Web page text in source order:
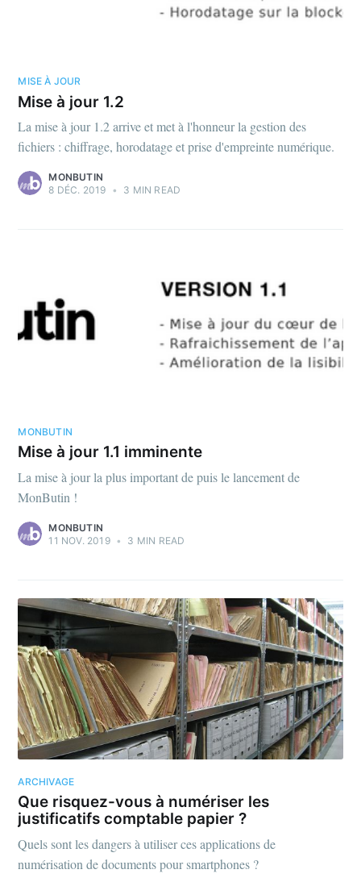
MISE À JOUR
Mise à jour 1.2
La mise à jour 1.2 arrive et met à l'honneur la gestion des
fichiers : chiffrage, horodatage et prise d'empreinte numérique.
MONBUTIN
8 DÉC. 2019 • 3 MIN READ
MONBUTIN
Mise à jour 1.1 imminente
La mise à jour la plus important de puis le lancement de
MonButin !
MONBUTIN
11 NOV. 2019 • 3 MIN READ
ARCHIVAGE
Que risquez-vous à numériser les
justificatifs comptable papier ?
Quels sont les dangers à utiliser ces applications de
numérisation de documents pour smartphones ?